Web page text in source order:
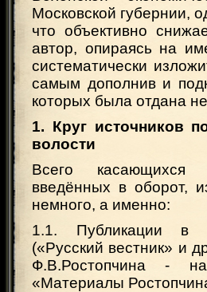
Московской губернии,
что объективно
автор, опираясь на
систематически
самым дополнив и
которых была отдана
1. Круг источников
волости
Всего касающихся
введённых в оборот,
немного, а именно:
1.1. Публикации в
(«Русский вестник» и
Ф.В.Ростопчина -
«Материалы